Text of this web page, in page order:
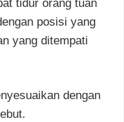
tidur orang tuan
posisi yang
yang ditempati
dengan